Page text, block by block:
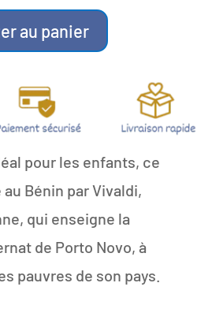
au panier
pour les enfants, ce
Bénin par Vivaldi,
qui enseigne la
de Porto Novo, à
pauvres de son pays.